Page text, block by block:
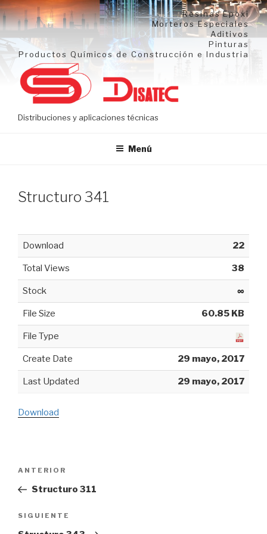
Ir
al
contenido
Resinas Epoxi
Morteros Especiales
Aditivos
Pinturas
Productos Químicos de Construcción e Industria
Distribuciones y aplicaciones técnicas
Menú
Structuro 341
Download 22
Total Views 38
Stock ∞
File Size 60.85 KB
File Type
Create Date 29 mayo, 2017
Last Updated 29 mayo, 2017
Download
Navegación
Entrada
anterior:
ANTERIOR
Structuro 311
Siguiente
entrada
SIGUIENTE